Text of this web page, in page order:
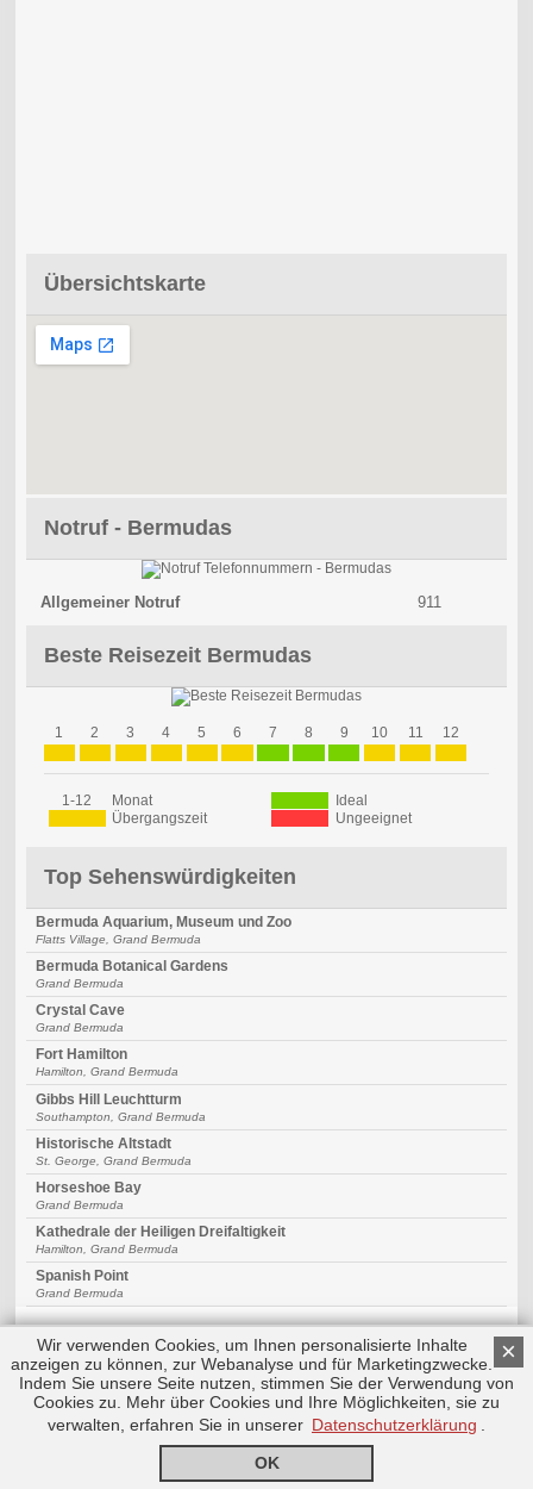
Übersichtskarte
Notruf - Bermudas
Allgemeiner Notruf 911
Beste Reisezeit Bermudas
1 2 3 4 5 6 7 8 9 10 11 12
1-12 Monat
Ideal
Übergangszeit
Ungeeignet
Top Sehenswürdigkeiten
Bermuda Aquarium, Museum und Zoo
Flatts Village, Grand Bermuda
Bermuda Botanical Gardens
Grand Bermuda
Crystal Cave
Grand Bermuda
Fort Hamilton
Hamilton, Grand Bermuda
Gibbs Hill Leuchtturm
Southampton, Grand Bermuda
Historische Altstadt
St. George, Grand Bermuda
Horseshoe Bay
Grand Bermuda
Kathedrale der Heiligen Dreifaltigkeit
Hamilton, Grand Bermuda
Spanish Point
Grand Bermuda
Copyright © 2026 by Triplemind GmbH
Impressum|Datenschutz
Nach oben
×
Wir verwenden Cookies, um Ihnen personalisierte Inhalte
anzeigen zu können, zur Webanalyse und für Marketingzwecke.
Indem Sie unsere Seite nutzen, stimmen Sie der Verwendung von
Cookies zu. Mehr über Cookies und Ihre Möglichkeiten, sie zu
verwalten, erfahren Sie in unserer Datenschutzerklärung
OK